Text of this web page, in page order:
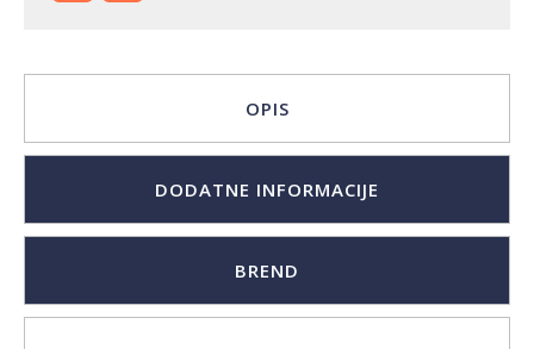
OPIS
DODATNE INFORMACIJE
BREND